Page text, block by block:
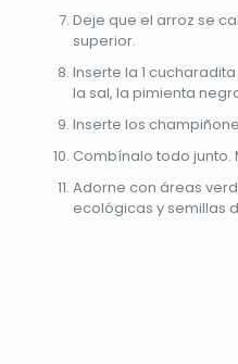
Deje que el arroz se
superior.
Inserte la 1
la sal, la pimienta
Inserte los
Combínalo todo junto.
Adorne con áreas
ecológicas y semillas